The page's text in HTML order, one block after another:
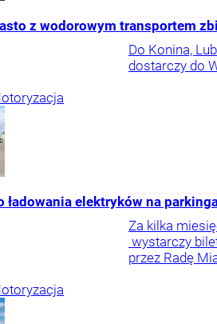
z wodorowym transportem
Do Konina,
dostarczy do
ładowania elektryków na
Za kilka
wystarczy
przez Radę